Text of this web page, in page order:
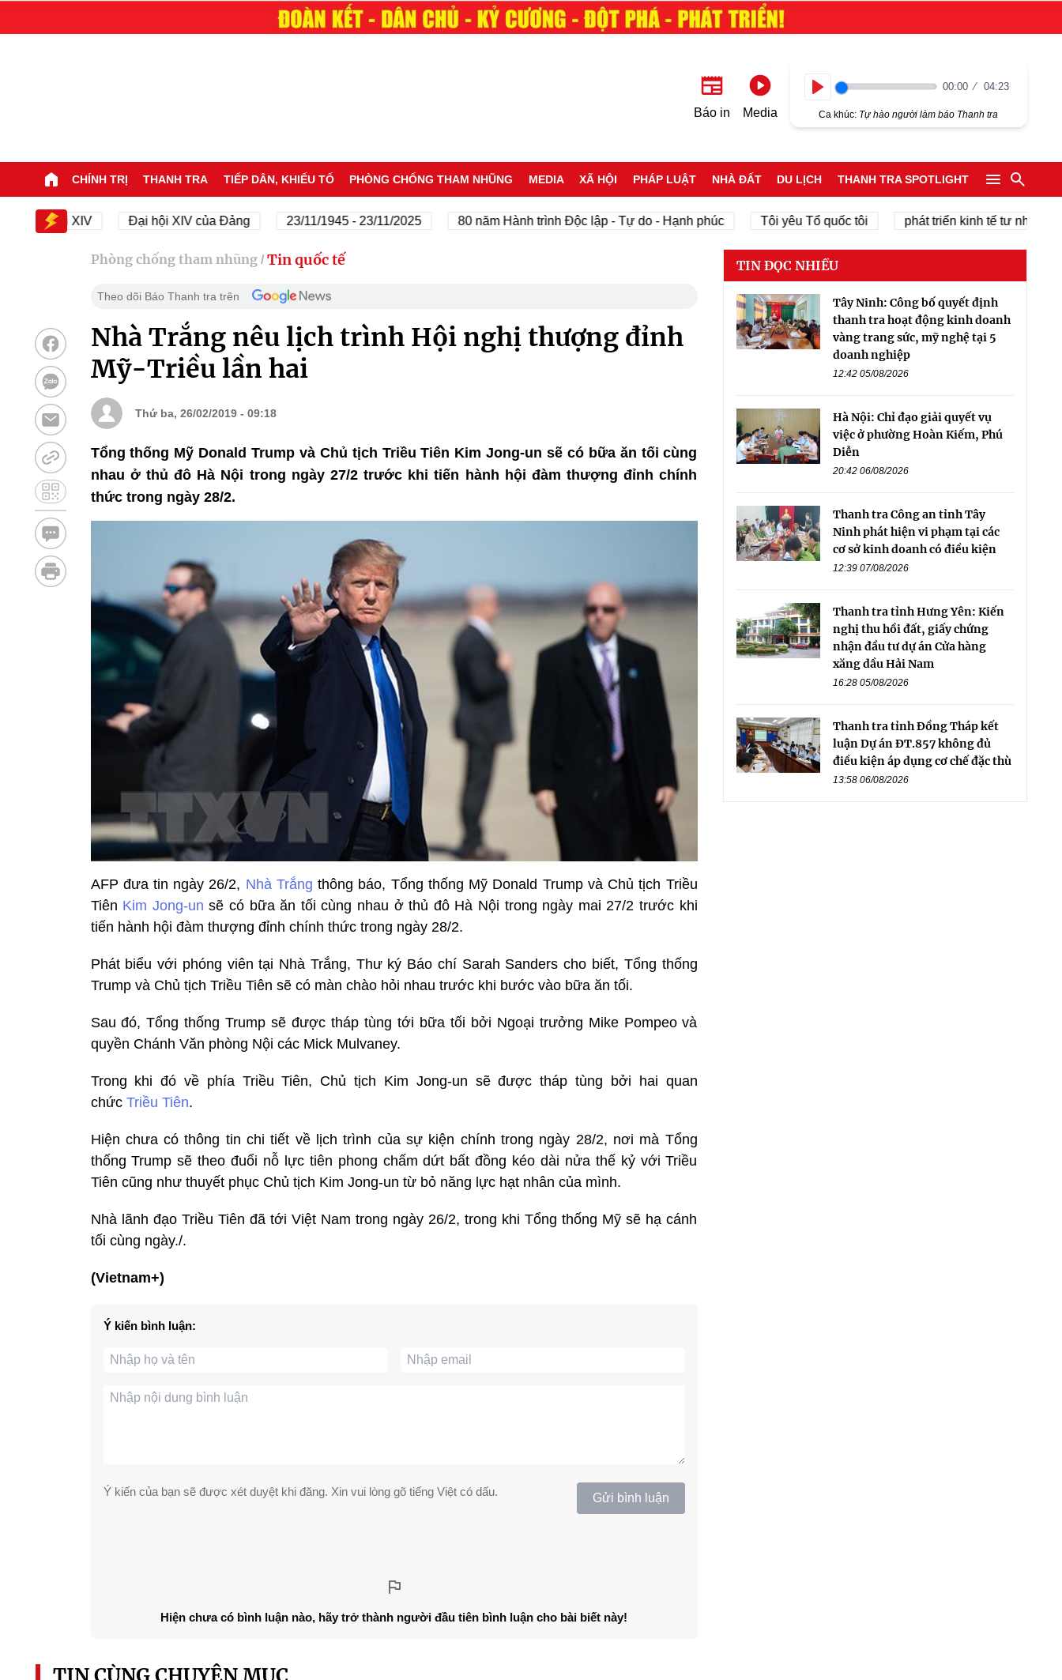
Báo in Media
00:00 04:23
Ca khúc: Tự hào người làm báo Thanh tra
CHÍNH TRỊ THANH TRA TIẾP DÂN, KHIẾU TỐ PHÒNG CHỐNG THAM NHŨNG MEDIA XÃ HỘI PHÁP LUẬT NHÀ ĐẤT DU LỊCH THANH TRA SPOTLIGHT
hội XIV Đại hội XIV của Đảng 23/11/1945 - 23/11/2025 80 năm Hành trình Độc lập - Tự do - Hạnh phúc Tôi yêu Tổ quốc tôi phát triển kinh tế tư nhân
Phòng chống tham nhũng / Tin quốc tế
Theo dõi Báo Thanh tra trên
Nhà Trắng nêu lịch trình Hội nghị thượng đỉnh
Mỹ-Triều lần hai
Thứ ba, 26/02/2019 - 09:18
Tổng thống Mỹ Donald Trump và Chủ tịch Triều Tiên Kim Jong-un sẽ có bữa ăn tối cùng
nhau ở thủ đô Hà Nội trong ngày 27/2 trước khi tiến hành hội đàm thượng đỉnh chính
thức trong ngày 28/2.
AFP đưa tin ngày 26/2, Nhà Trắng thông báo, Tổng thống Mỹ Donald Trump và Chủ tịch Triều
Tiên Kim Jong-un sẽ có bữa ăn tối cùng nhau ở thủ đô Hà Nội trong ngày mai 27/2 trước khi
tiến hành hội đàm thượng đỉnh chính thức trong ngày 28/2.
Phát biểu với phóng viên tại Nhà Trắng, Thư ký Báo chí Sarah Sanders cho biết, Tổng thống
Trump và Chủ tịch Triều Tiên sẽ có màn chào hỏi nhau trước khi bước vào bữa ăn tối.
Sau đó, Tổng thống Trump sẽ được tháp tùng tới bữa tối bởi Ngoại trưởng Mike Pompeo và
quyền Chánh Văn phòng Nội các Mick Mulvaney.
Trong khi đó về phía Triều Tiên, Chủ tịch Kim Jong-un sẽ được tháp tùng bởi hai quan
chức Triều Tiên.
Hiện chưa có thông tin chi tiết về lịch trình của sự kiện chính trong ngày 28/2, nơi mà Tổng
thống Trump sẽ theo đuổi nỗ lực tiên phong chấm dứt bất đồng kéo dài nửa thế kỷ với Triều
Tiên cũng như thuyết phục Chủ tịch Kim Jong-un từ bỏ năng lực hạt nhân của mình.
Nhà lãnh đạo Triều Tiên đã tới Việt Nam trong ngày 26/2, trong khi Tổng thống Mỹ sẽ hạ cánh
tối cùng ngày./.
(Vietnam+)
Ý kiến bình luận:
Ý kiến của bạn sẽ được xét duyệt khi đăng. Xin vui lòng gõ tiếng Việt có dấu. Gửi bình luận
Hiện chưa có bình luận nào, hãy trở thành người đầu tiên bình luận cho bài biết này!
TIN ĐỌC NHIỀU
Tây Ninh: Công bố quyết định
thanh tra hoạt động kinh doanh
vàng trang sức, mỹ nghệ tại 5
doanh nghiệp
12:42 05/08/2026
Hà Nội: Chỉ đạo giải quyết vụ
việc ở phường Hoàn Kiếm, Phú
Diễn
20:42 06/08/2026
Thanh tra Công an tỉnh Tây
Ninh phát hiện vi phạm tại các
cơ sở kinh doanh có điều kiện
12:39 07/08/2026
Thanh tra tỉnh Hưng Yên: Kiến
nghị thu hồi đất, giấy chứng
nhận đầu tư dự án Cửa hàng
xăng dầu Hải Nam
16:28 05/08/2026
Thanh tra tỉnh Đồng Tháp kết
luận Dự án ĐT.857 không đủ
điều kiện áp dụng cơ chế đặc thù
13:58 06/08/2026